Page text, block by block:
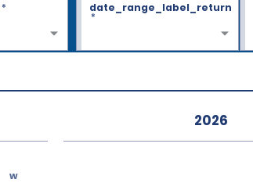
w
2026
* date_range_label_return
*